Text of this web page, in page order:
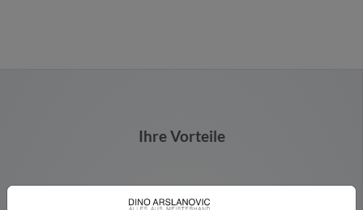
Ihre Vorteile